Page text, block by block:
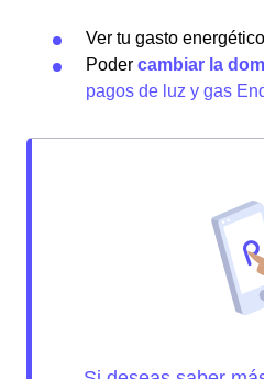
Ver tu gasto
Poder cambiar la
pagos de luz y gas